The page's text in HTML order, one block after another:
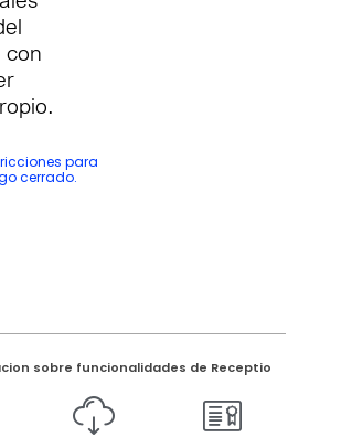
con
para
cerrado.
sobre funcionalidades de Receptio